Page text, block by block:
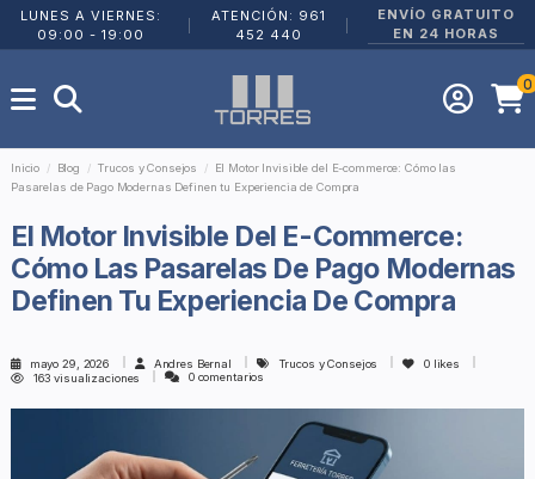
LUNES A VIERNES:
09:00 - 19:00
ATENCIÓN: 961
452 440
ENVÍO GRATUITO
EN 24 HORAS
0
Inicio Blog Trucos y Consejos
El Motor Invisible del E-commerce: Cómo las
Pasarelas de Pago Modernas Definen tu Experiencia de Compra
El Motor Invisible Del E-Commerce:
Cómo Las Pasarelas De Pago Modernas
Definen Tu Experiencia De Compra
mayo 29, 2026 Andres Bernal Trucos y Consejos 0 likes
163 visualizaciones
0 comentarios